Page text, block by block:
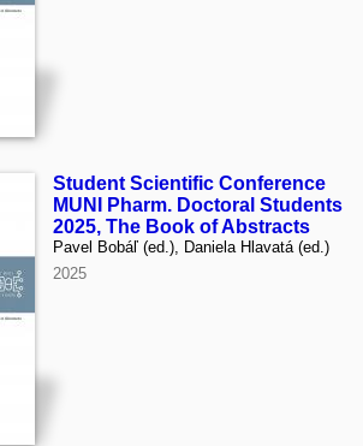
Student Scientific Conference
MUNI Pharm. Doctoral Students
2025, The Book of Abstracts
Pavel Bobáľ (ed.), Daniela Hlavatá (ed.)
2025